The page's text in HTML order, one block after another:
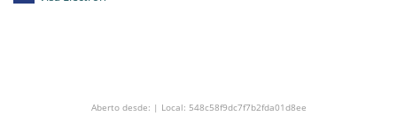
Aberto desde: | Local: 548c58f9dc7f7b2fda01d8ee